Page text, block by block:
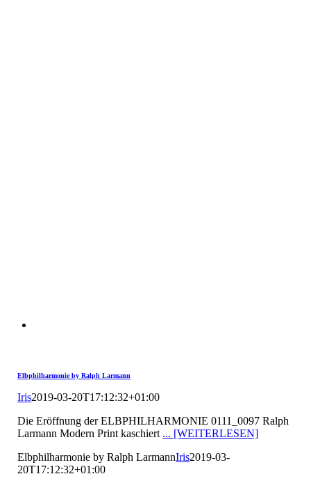
Elbphilharmonie by Ralph Larmann
Iris2019-03-20T17:12:32+01:00
Die Eröffnung der ELBPHILHARMONIE 0111_0097 Ralph
Larmann Modern Print kaschiert ... [WEITERLESEN]
Elbphilharmonie by Ralph LarmannIris2019-03-
20T17:12:32+01:00